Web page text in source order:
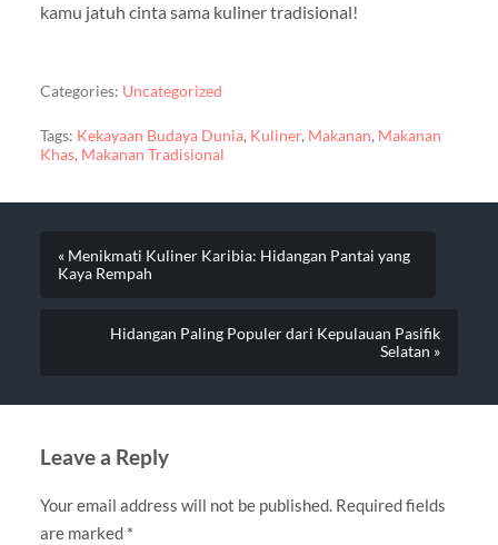
kamu jatuh cinta sama kuliner tradisional!
Categories: Uncategorized
Tags: Kekayaan Budaya Dunia, Kuliner, Makanan, Makanan
Khas, Makanan Tradisional
« Menikmati Kuliner Karibia: Hidangan Pantai yang
Kaya Rempah
Hidangan Paling Populer dari Kepulauan Pasifik
Selatan »
Leave a Reply
Your email address will not be published. Required fields
are marked *